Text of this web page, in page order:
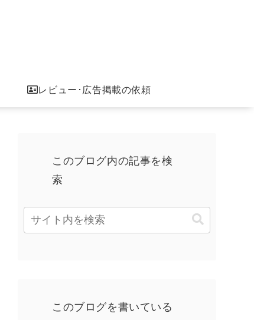
レビュー･広告掲載の依頼
このブログ内の記事を検
索
このブログを書いている